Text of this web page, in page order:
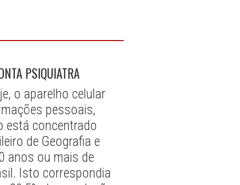
PSIQUIATRA
o aparelho celular
pessoais,
está concentrado
de Geografia e
anos ou mais de
Isto correspondia